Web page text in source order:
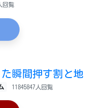
回覧
瞬間押す割と地
11845847人回覧